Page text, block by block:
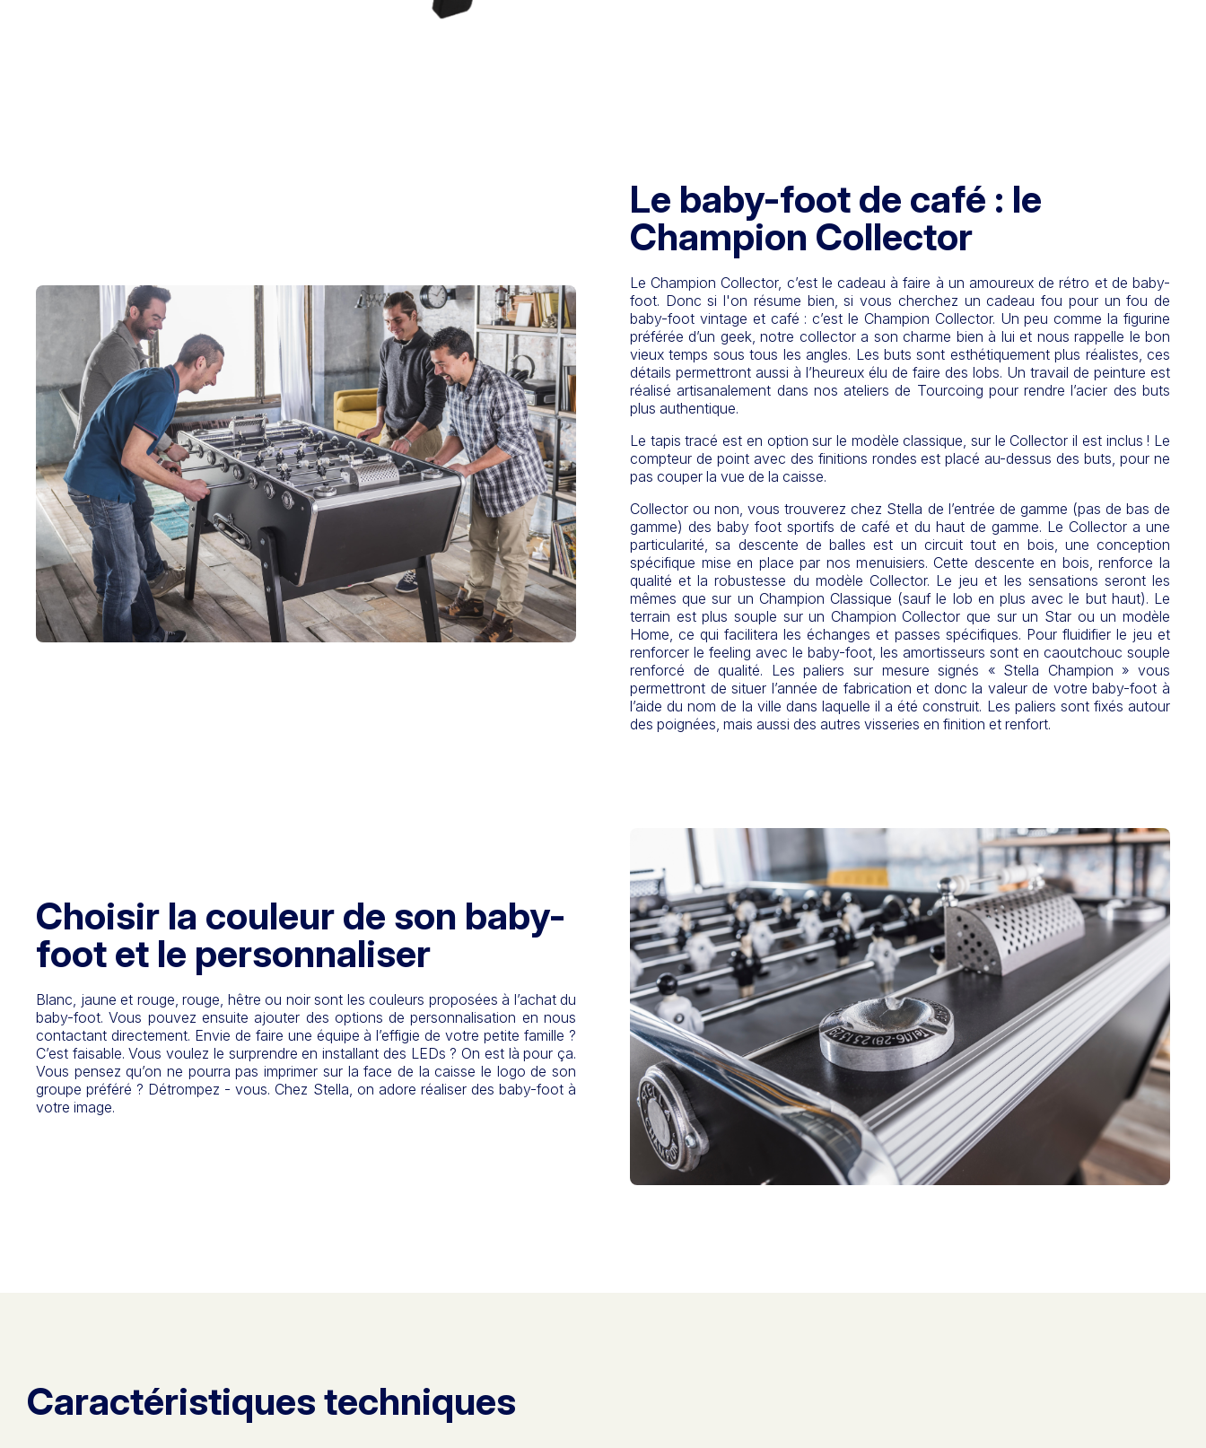
Le baby-foot de café : le
Champion Collector
Le Champion Collector, c’est le cadeau à faire à un amoureux de rétro et de baby-
foot. Donc si l'on résume bien, si vous cherchez un cadeau fou pour un fou de
baby-foot vintage et café : c’est le Champion Collector. Un peu comme la figurine
préférée d’un geek, notre collector a son charme bien à lui et nous rappelle le bon
vieux temps sous tous les angles. Les buts sont esthétiquement plus réalistes, ces
détails permettront aussi à l’heureux élu de faire des lobs. Un travail de peinture est
réalisé artisanalement dans nos ateliers de Tourcoing pour rendre l’acier des buts
plus authentique.
Le tapis tracé est en option sur le modèle classique, sur le Collector il est inclus ! Le
compteur de point avec des finitions rondes est placé au-dessus des buts, pour ne
pas couper la vue de la caisse.
Collector ou non, vous trouverez chez Stella de l’entrée de gamme (pas de bas de
gamme) des baby foot sportifs de café et du haut de gamme. Le Collector a une
particularité, sa descente de balles est un circuit tout en bois, une conception
spécifique mise en place par nos menuisiers. Cette descente en bois, renforce la
qualité et la robustesse du modèle Collector. Le jeu et les sensations seront les
mêmes que sur un Champion Classique (sauf le lob en plus avec le but haut). Le
terrain est plus souple sur un Champion Collector que sur un Star ou un modèle
Home, ce qui facilitera les échanges et passes spécifiques. Pour fluidifier le jeu et
renforcer le feeling avec le baby-foot, les amortisseurs sont en caoutchouc souple
renforcé de qualité. Les paliers sur mesure signés « Stella Champion » vous
permettront de situer l’année de fabrication et donc la valeur de votre baby-foot à
l’aide du nom de la ville dans laquelle il a été construit. Les paliers sont fixés autour
des poignées, mais aussi des autres visseries en finition et renfort.
Choisir la couleur de son baby-
foot et le personnaliser
Blanc, jaune et rouge, rouge, hêtre ou noir sont les couleurs proposées à l’achat du
baby-foot. Vous pouvez ensuite ajouter des options de personnalisation en nous
contactant directement. Envie de faire une équipe à l’effigie de votre petite famille ?
C’est faisable. Vous voulez le surprendre en installant des LEDs ? On est là pour ça.
Vous pensez qu’on ne pourra pas imprimer sur la face de la caisse le logo de son
groupe préféré ? Détrompez - vous. Chez Stella, on adore réaliser des baby-foot à
votre image.
Caractéristiques techniques